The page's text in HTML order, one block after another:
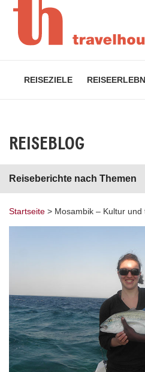
REISEZIELE
REISEBLOG
Reiseberichte nach Themen
Startseite > Mosambik – Kultur